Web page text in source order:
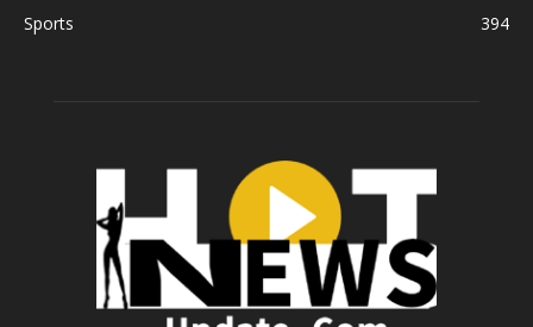
Sports
394